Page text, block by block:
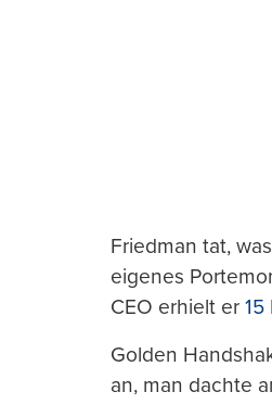
Friedman tat,
eigenes
CEO erhielt er 15
Golden
an, man dachte